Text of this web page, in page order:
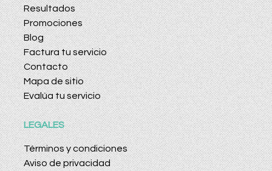
Resultados
Promociones
Blog
Factura tu servicio
Contacto
Mapa de sitio
Evalúa tu servicio
LEGALES
Términos y condiciones
Aviso de privacidad